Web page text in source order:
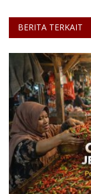
BERITA TERKAIT